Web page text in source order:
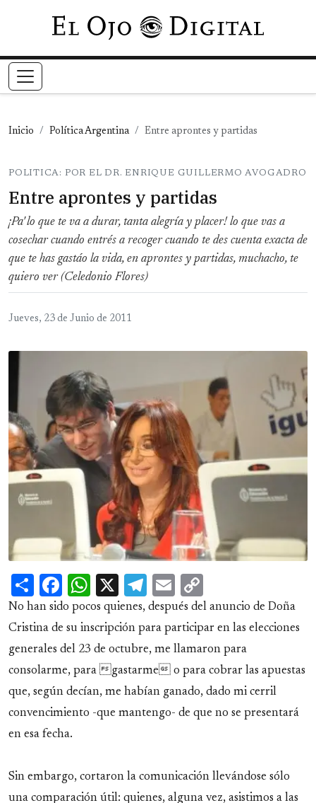
Pasar al contenido principal
Inicio Política Argentina Entre aprontes y partidas
POLITICA: POR EL DR. ENRIQUE GUILLERMO AVOGADRO
Entre aprontes y partidas
¡Pa' lo que te va a durar, tanta alegría y placer! lo que vas a
cosechar cuando entrés a recoger cuando te des cuenta exacta de
que te has gastáo la vida, en aprontes y partidas, muchacho, te
quiero ver (Celedonio Flores)
Jueves, 23 de Junio de 2011
ShareFacebook
WhatsApp
X Telegram
Email
Link
No han sido pocos quienes, después del anuncio de Doña
Cristina de su inscripción para participar en las elecciones
generales del 23 de octubre, me llamaron para
consolarme, para gastarme o para cobrar las apuestas
que, según decían, me habían ganado, dado mi cerril
convencimiento -que mantengo- de que no se presentará
en esa fecha.
Sin embargo, cortaron la comunicación llevándose sólo
una comparación útil: quienes, alguna vez, asistimos a las